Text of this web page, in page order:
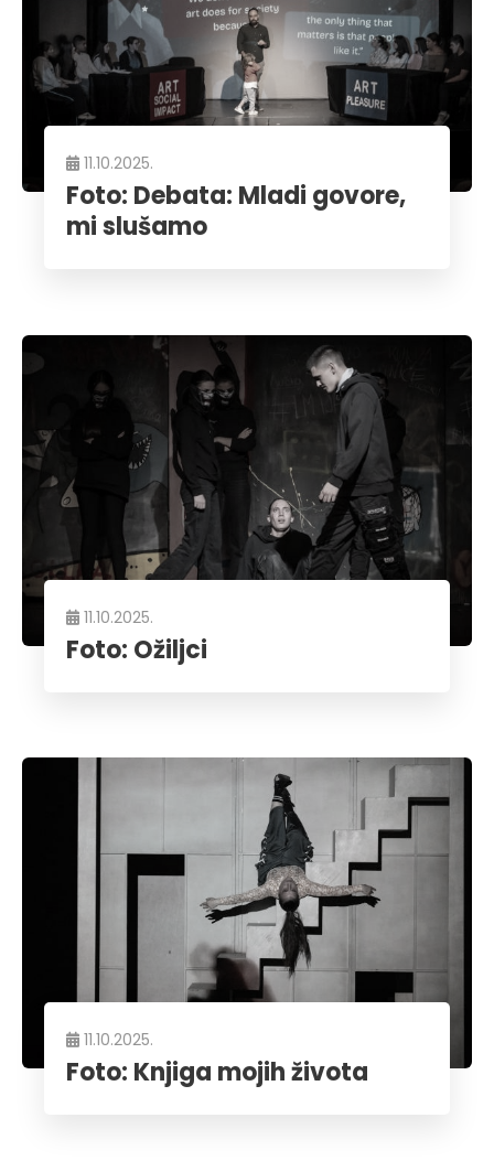
11.10.2025.
Foto: Debata: Mladi govore,
mi slušamo
11.10.2025.
Foto: Ožiljci
11.10.2025.
Foto: Knjiga mojih života